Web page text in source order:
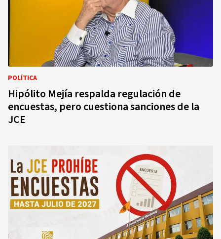
POLÍTICA
Hipólito Mejía respalda regulación de
encuestas, pero cuestiona sanciones de la
JCE